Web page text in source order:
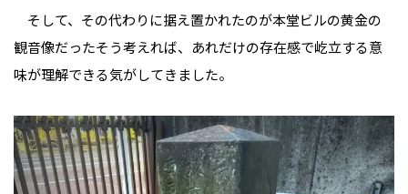
そして、その代わりに据え置かれたのが本堂ビルの黄金の
観音像だった――そう考えれば、あれだけの存在感で屹立する意
味が理解できる気がしてきました。